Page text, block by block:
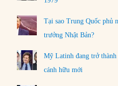
Tại sao Trung Quốc phủ
trưởng Nhật Bản?
Mỹ Latinh đang trở thành
cánh hữu mới